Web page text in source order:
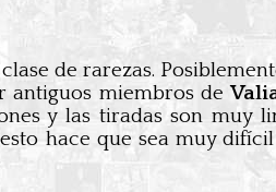
de rarezas.
antiguos miembros de
y las tiradas son muy
hace que sea muy